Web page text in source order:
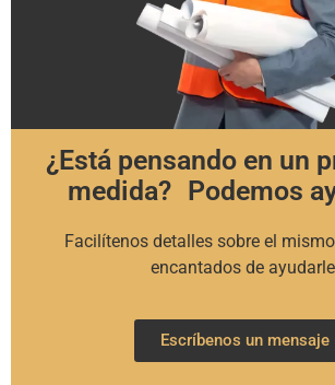
¿Está pensando en un
medida? Podemos
Facilítenos detalles sobre el
encantados de
Escríbenos un mensaje